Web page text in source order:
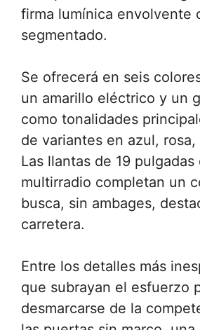
firma lumínica envolvente
segmentado.
Se ofrecerá en seis
un amarillo eléctrico y un
como tonalidades
de variantes en azul,
Las llantas de 19
multirradio completan un
busca, sin ambages,
carretera.
Entre los detalles más
que subrayan el esfuerzo
desmarcarse de la